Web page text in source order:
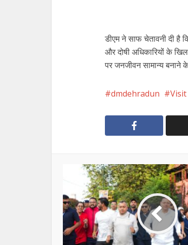
डीएम ने साफ चेतावनी दी है
और दोषी अधिकारियों के
पर जनजीवन सामान्य बनाने
dmdehradun